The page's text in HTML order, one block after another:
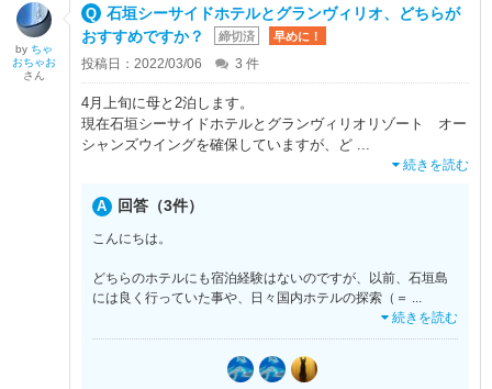
石垣シーサイドホテルとグランヴィリオ、どちらが
おすすめですか？
締切済 早めに！
投稿日：2022/03/06 3 件
4月上旬に母と2泊します。
現在石垣シーサイドホテルとグランヴィリオリゾート オー
シャンズウイングを確保していますが、ど ...
続きを読む
回答（3件）
こんにちは。
どちらのホテルにも宿泊経験はないのですが、以前、石垣島
には良く行っていた事や、日々国内ホテルの探索（＝ ...
続きを読む
by ちゃ
おちゃお
さん